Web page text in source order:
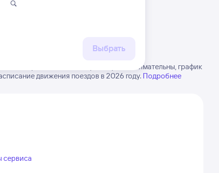
из Крымской в Каджером. Будьте внимательны, график
движения поездов в 2026 году. Подробнее
сервиса
Выбрать